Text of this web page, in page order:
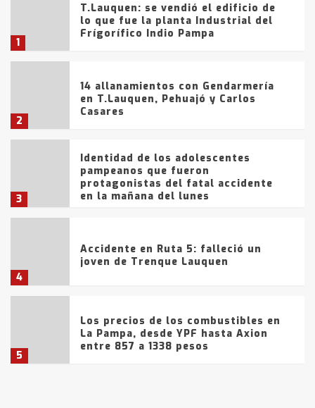
1
T.Lauquen: se vendió el edificio de
lo que fue la planta Industrial del
Frígorífico Indio Pampa
2
14 allanamientos con Gendarmería
en T.Lauquen, Pehuajó y Carlos
Casares
3
Identidad de los adolescentes
pampeanos que fueron
protagonistas del fatal accidente
en la mañana del lunes
4
Accidente en Ruta 5: falleció un
joven de Trenque Lauquen
5
Los precios de los combustibles en
La Pampa, desde YPF hasta Axion
entre 857 a 1338 pesos